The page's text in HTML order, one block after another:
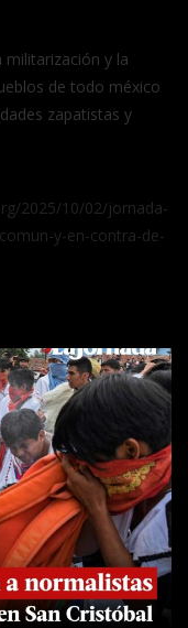
y la
de todo méxico
zapatistas y
2025/10/02/jornada-
y-en-contra-de-